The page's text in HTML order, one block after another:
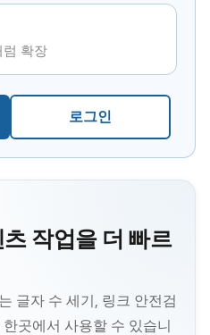
럼 확장
로그인
작업을 더 빠르
글자 수 세기, 링크 안전검
곳에서 사용할 수 있습니